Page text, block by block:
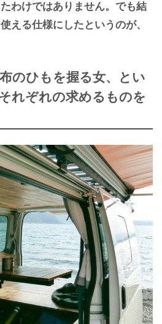
わけではありません。でも結
える仕様にしたというのが、
のひもを握る女、とい
れぞれの求めるものを